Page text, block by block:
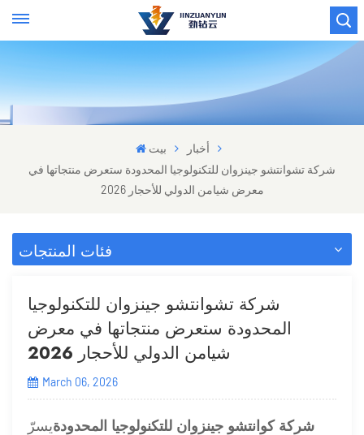
بيت
أخبار
شركة تشوانتشو جينزوان للتكنولوجيا المحدودة ستعرض منتجاتها في
معرض شيامن الدولي للأحجار 2026
فئات المنتجات
شركة تشوانتشو جينزوان للتكنولوجيا
المحدودة ستعرض منتجاتها في معرض
شيامن الدولي للأحجار 2026
March 06, 2026
شركة كوانتشو جينزوان للتكنولوجيا المحدودةيسرّ